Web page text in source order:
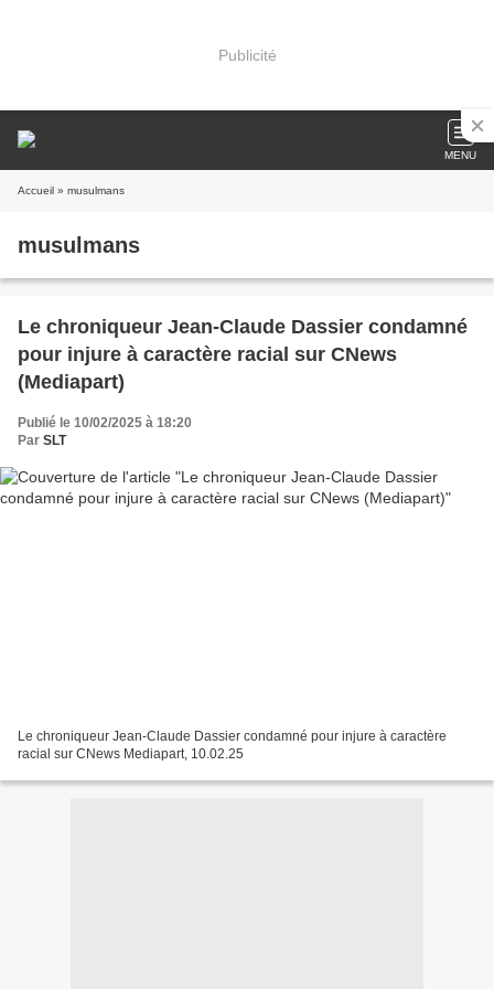
Publicité
MENU
Accueil » musulmans
musulmans
Le chroniqueur Jean-Claude Dassier condamné
pour injure à caractère racial sur CNews
(Mediapart)
Publié le 10/02/2025 à 18:20
Par SLT
Le chroniqueur Jean-Claude Dassier condamné pour injure à caractère
racial sur CNews Mediapart, 10.02.25